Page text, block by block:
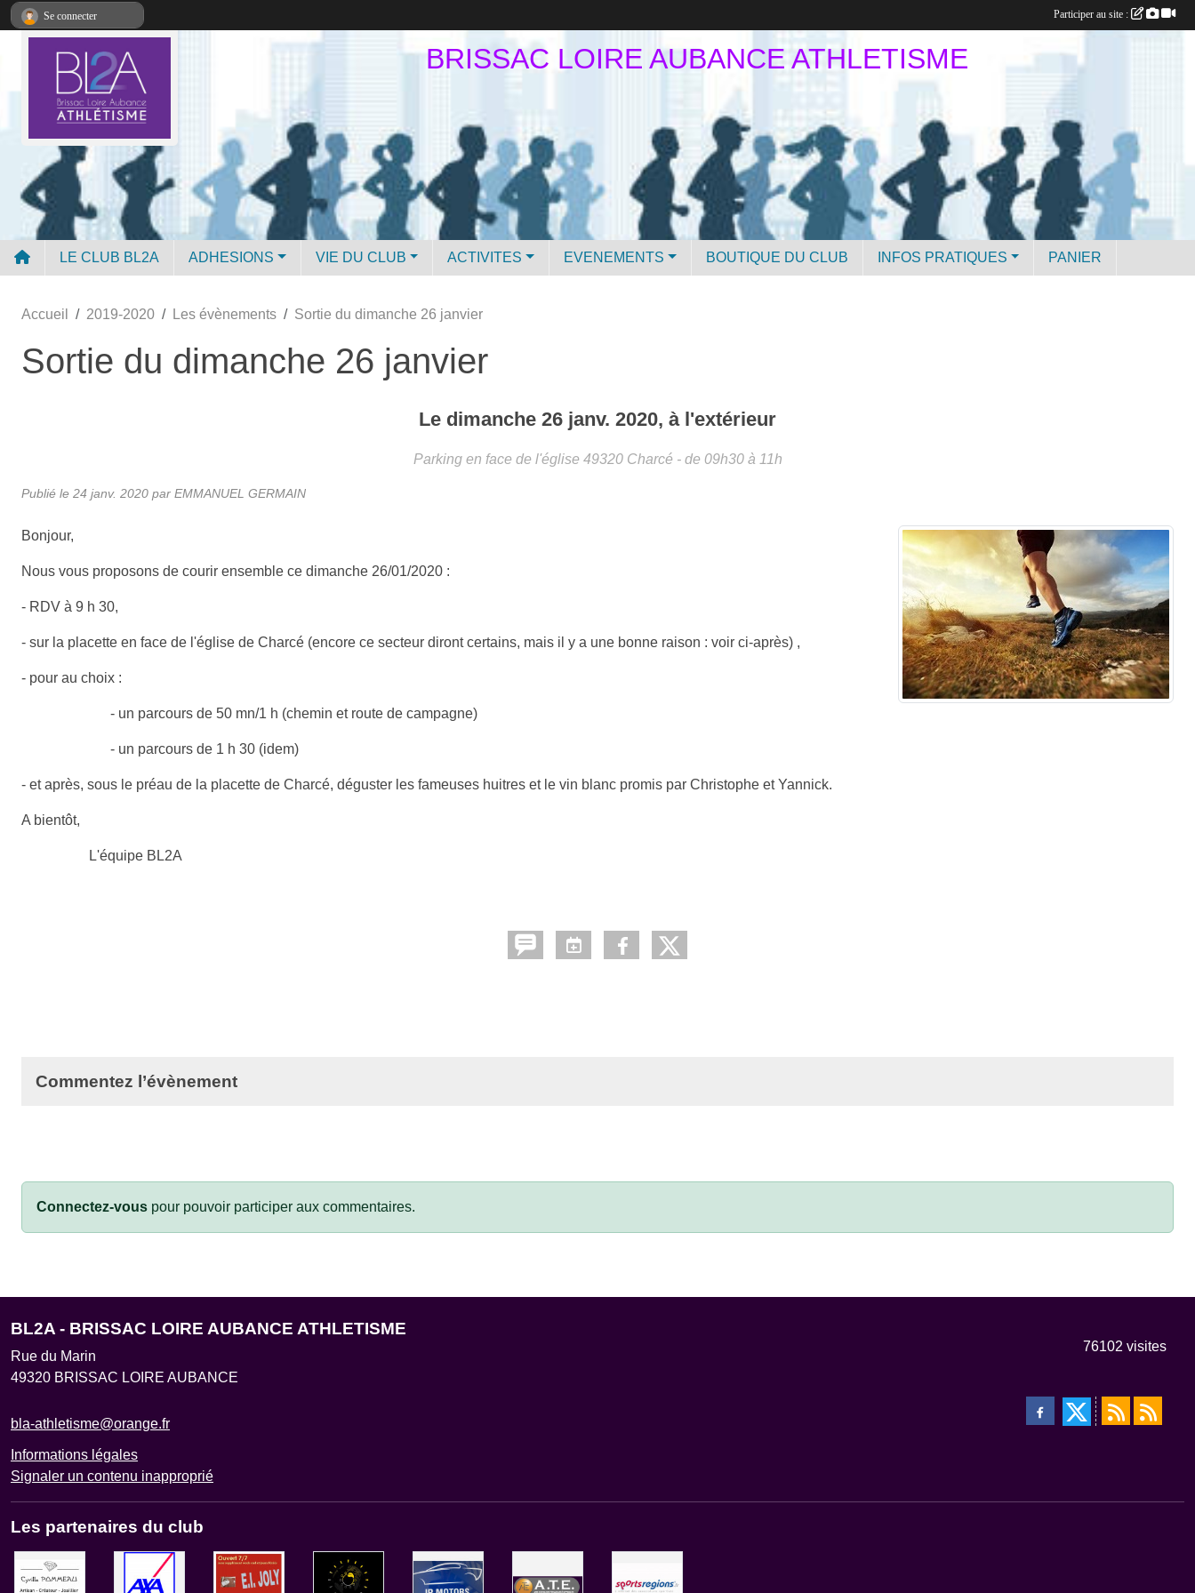
BRISSAC LOIRE AUBANCE ATHLETISME
LE CLUB BL2A ADHESIONS VIE DU CLUB ACTIVITES EVENEMENTS BOUTIQUE DU CLUB INFOS PRATIQUES PANIER
Accueil 2019-2020 Les évènements Sortie du dimanche 26 janvier
Sortie du dimanche 26 janvier
Le dimanche 26 janv. 2020, à l'extérieur
Parking en face de l'église 49320 Charcé - de 09h30 à 11h
Publié le 24 janv. 2020 par EMMANUEL GERMAIN
Bonjour,
Nous vous proposons de courir ensemble ce dimanche 26/01/2020 :
- RDV à 9 h 30,
- sur la placette en face de l'église de Charcé (encore ce secteur diront certains, mais il y a une bonne raison : voir ci-après) ,
- pour au choix :
- un parcours de 50 mn/1 h (chemin et route de campagne)
- un parcours de 1 h 30 (idem)
- et après, sous le préau de la placette de Charcé, déguster les fameuses huitres et le vin blanc promis par Christophe et Yannick.
A bientôt,
L'équipe BL2A
Commentez l’évènement
Connectez-vous pour pouvoir participer aux commentaires.
BL2A - BRISSAC LOIRE AUBANCE ATHLETISME
Rue du Marin
49320 BRISSAC LOIRE AUBANCE
bla-athletisme@orange.fr
Informations légales
Signaler un contenu inapproprié
76102 visites
Les partenaires du club
Se connecter Participer au site :
Panneau de gestion des cookies